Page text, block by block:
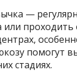
—
проходить
помогут
стадиях.